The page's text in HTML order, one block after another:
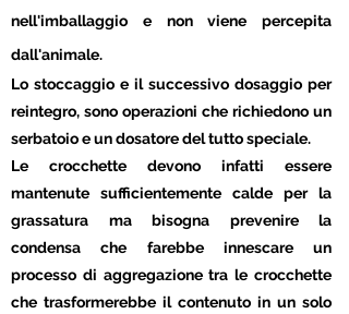
nell'imballaggio e non viene percepita
dall'animale.
Lo stoccaggio e il successivo dosaggio per
reintegro, sono operazioni che richiedono un
serbatoio e un dosatore del tutto speciale.
Le crocchette devono infatti essere
mantenute sufficientemente calde per la
grassatura ma bisogna prevenire la
condensa che farebbe innescare un
processo di aggregazione tra le crocchette
che trasformerebbe il contenuto in un solo